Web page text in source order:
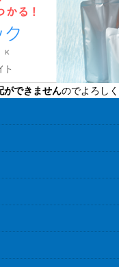
ができませんのでよろし